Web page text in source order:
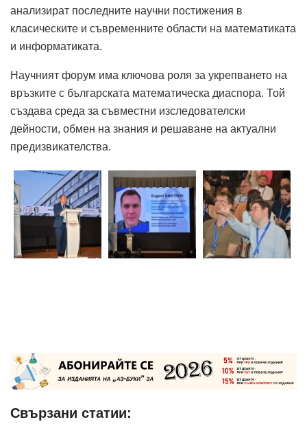
анализират последните научни постижения в
класическите и съвременните области на математиката
и информатиката.
Научният форум има ключова роля за укрепването на
връзките с българската математическа диаспора. Той
създава среда за съвместни изследователски
дейности, обмен на знания и решаване на актуални
предизвикателства.
Свързани статии: